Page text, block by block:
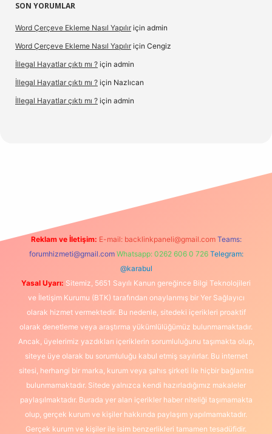
SON YORUMLAR
Word Çerçeve Ekleme Nasıl Yapılır için admin
Word Çerçeve Ekleme Nasıl Yapılır için Cengiz
İllegal Hayatlar çıktı mı ? için admin
İllegal Hayatlar çıktı mı ? için Nazlıcan
İllegal Hayatlar çıktı mı ? için admin
Reklam ve İletişim: E-mail: backlinkpaneli@gmail.com Teams:
forumhizmeti@gmail.com Whatsapp: 0262 606 0 726 Telegram:
@karabul
Yasal Uyarı: Sitemiz, 5651 Sayılı Kanun gereğince Bilgi Teknolojileri
ve İletişim Kurumu (BTK) tarafından onaylanmış bir Yer Sağlayıcı
olarak hizmet vermektedir. Bu nedenle, sitedeki içerikleri proaktif
olarak denetleme veya araştırma yükümlülüğümüz bulunmamaktadır.
Ancak, üyelerimiz yazdıkları içeriklerin sorumluluğunu taşımakta olup,
siteye üye olarak bu sorumluluğu kabul etmiş sayılırlar. Bu internet
sitesi, herhangi bir marka, kurum veya şahıs şirketi ile hiçbir bağlantısı
bulunmamaktadır. Sitede yalnızca kendi hazırladığımız makaleler
paylaşılmaktadır. Burada yer alan içerikler haber niteliği taşımamakta
olup, gerçek kurum ve kişiler hakkında paylaşım yapılmamaktadır.
Gerçek kurum ve kişiler ile isim benzerlikleri tamamen tesadüfidir.